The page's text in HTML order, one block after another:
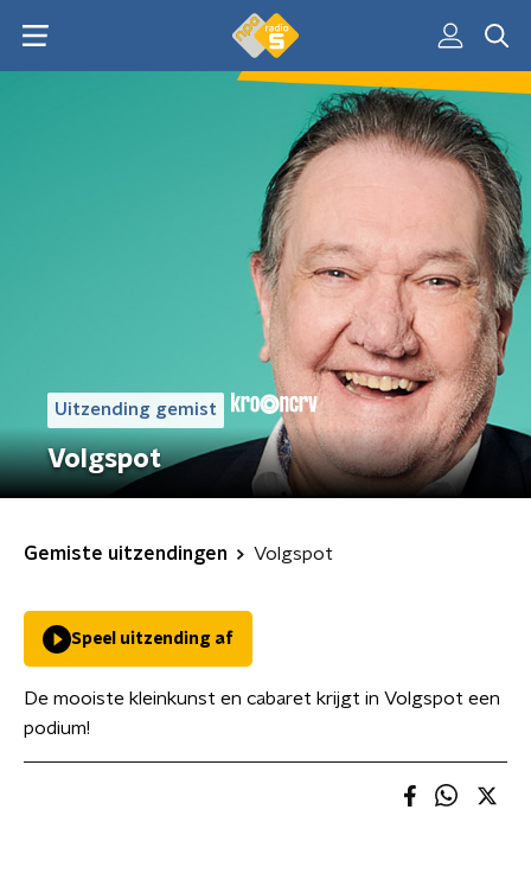
Uitzending gemist
Volgspot
Gemiste uitzendingen Volgspot
Speel uitzending af
De mooiste kleinkunst en cabaret krijgt in Volgspot een
podium!